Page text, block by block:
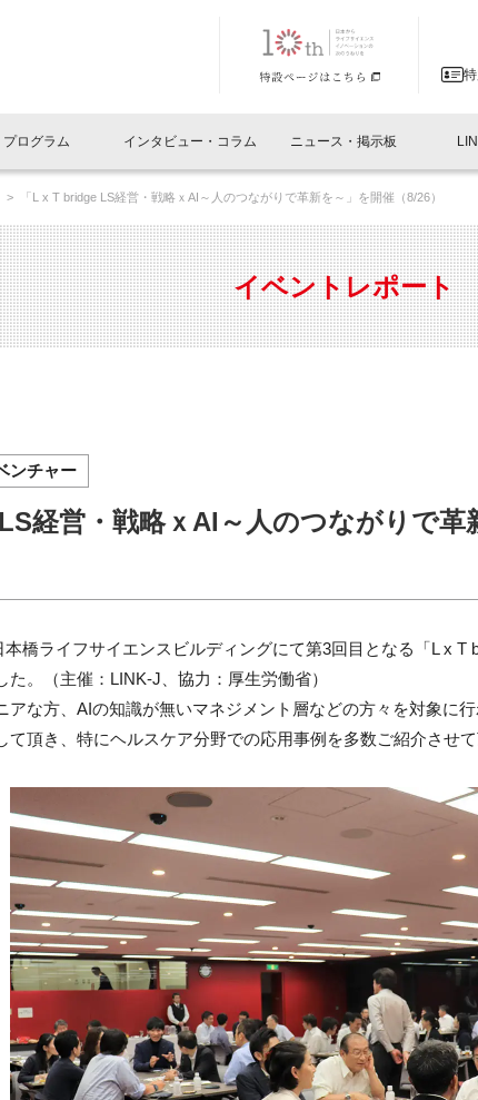
閉じる
特別会員開催
出展・参加
イベントレポート
LINK-J主催・共催
LINK-J協賛・協力
プログラム
What's "UNIKORN"？
インタビュー・コラム
ベンチャーインタビュー
サポーターコラム
ニュース・掲示板
プレスリリース
海外関連
人と情報の交流掲
会員プレスリリー
募集
Why in Nihonbashi
サポーター紹介
パンフレット
特別会員について
オフィス・ラボ
「L x T bridge LS経営・戦略ｘAI～人のつながりで革新を～」を開催（8/26）
イベントレポート
ンチャー
経営・戦略ｘAI～人のつながりで革
本橋ライフサイエンスビルディングにて第3回目となる「L x
。（主催：LINK-J、協力：厚生労働省）
アな方、AIの知識が無いマネジメント層などの方々を対象に
て頂き、特にヘルスケア分野での応用事例を多数ご紹介させて